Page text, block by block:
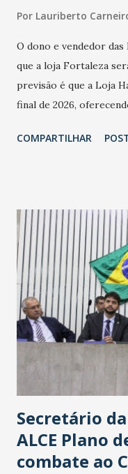
Por Lauriberto
O dono e vendedor das
que a loja Fortaleza
previsão é que a Loja
final de 2026,
Havan Fortaleza ainda
COMPARTILHAR
Secretário
ALCE Plano
combate ao